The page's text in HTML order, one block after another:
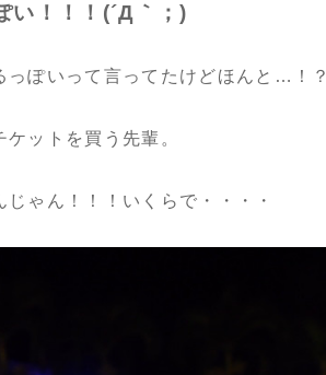
い！！！(´Д｀；)
っぽいって言ってたけどほんと…！？
ットを買う先輩。
ゃん！！！いくらで・・・・